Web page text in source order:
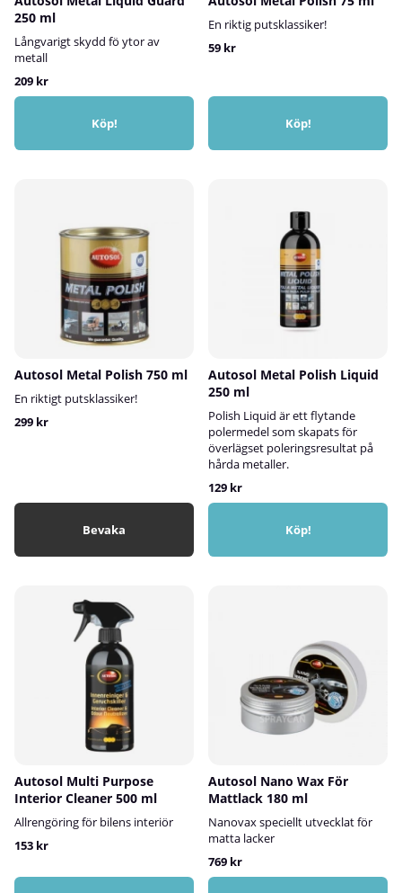
250 ml
Långvarigt skydd fö ytor av
metall
209 kr
Köp!
En riktig putsklassiker!
59 kr
Köp!
Autosol Metal Polish 750 ml
En riktigt putsklassiker!
299 kr
Bevaka
Autosol Metal Polish Liquid
250 ml
Polish Liquid är ett flytande
polermedel som skapats för
överlägset poleringsresultat på
hårda metaller.
129 kr
Köp!
Autosol Multi Purpose
Interior Cleaner 500 ml
Allrengöring för bilens interiör
153 kr
Autosol Nano Wax För
Mattlack 180 ml
Nanovax speciellt utvecklat för
matta lacker
769 kr